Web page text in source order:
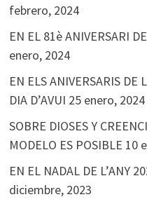
febrero, 2024
EN EL 81è ANIVERSARI
enero, 2024
EN ELS ANIVERSARIS DE
DIA D’AVUI 25 enero, 2024
SOBRE DIOSES Y
MODELO ES POSIBLE 10
EN EL NADAL DE L’ANY
diciembre, 2023